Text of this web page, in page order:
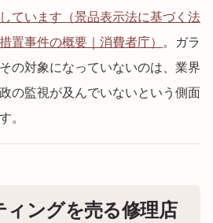
ています（景品表示法に基づく法
置事件の概要｜消費者庁）
。ガラ
の対象になっていないのは、業界
の監視が及んでいないという側面
。
ィングを売る修理店